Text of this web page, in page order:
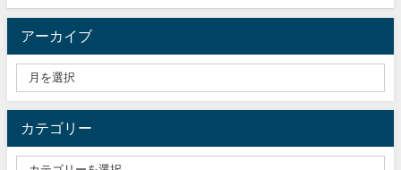
アーカイブ
カテゴリー